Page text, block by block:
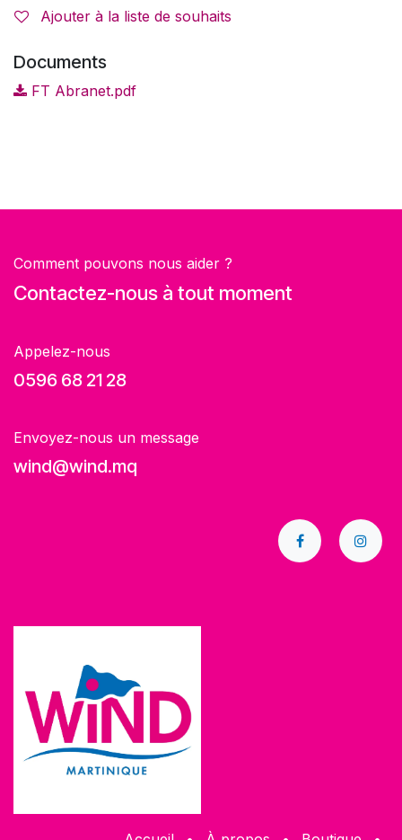
Ajouter à la liste de souhaits
Documents
FT Abranet.pdf
Comment pouvons nous aider ?
Contactez-nous à tout moment
Appelez-nous
0596 68 21 28
Envoyez-nous un message
wind@wind.mq